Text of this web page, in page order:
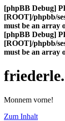
[phpBB Debug]
[ROOT]/phpbb/
must be an array
[phpBB Debug]
[ROOT]/phpbb/
must be an array
Monnem vorne!
Zum Inhalt